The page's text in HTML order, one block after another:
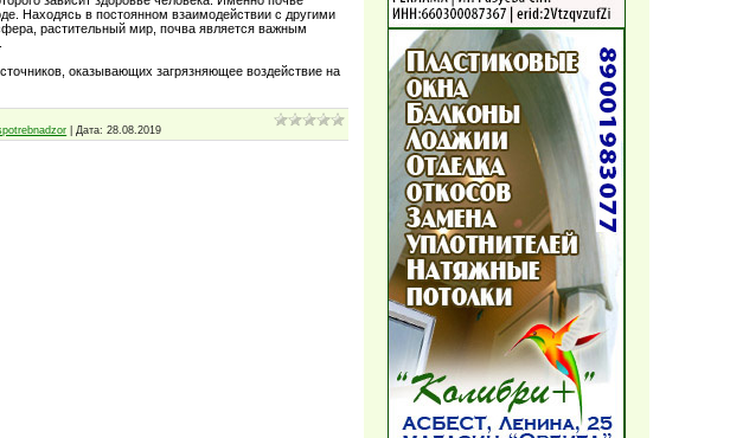
Находясь в постоянном взаимодействии с другими
растительный мир, почва является важным
оказывающих загрязняющее воздействие на
| Дата:28.08.2019